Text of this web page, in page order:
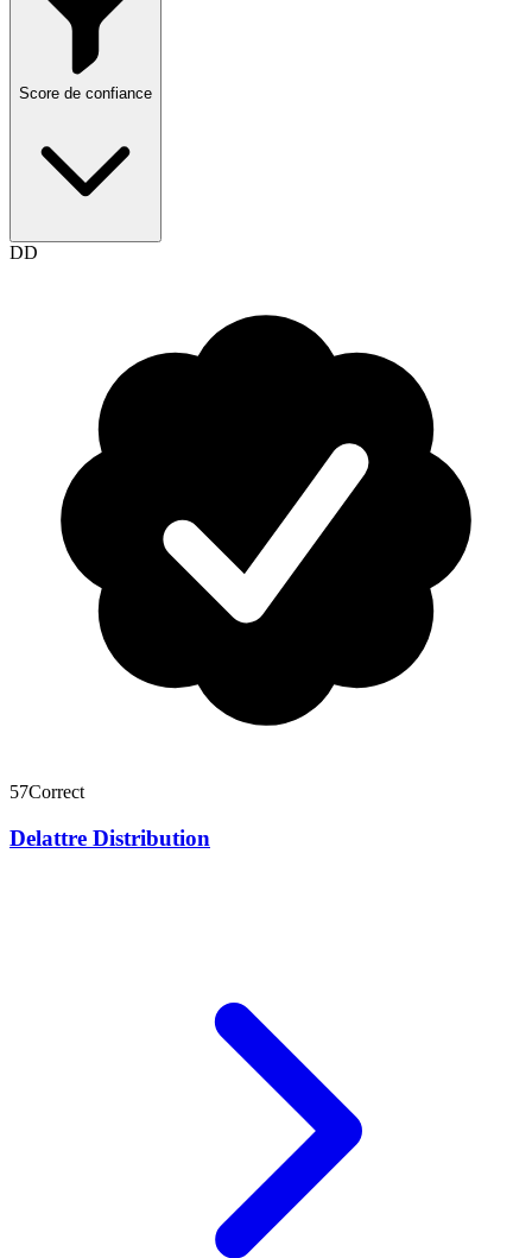
Score de confiance
DD
57Correct
Delattre Distribution